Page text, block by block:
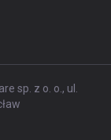
sp. z o. o., ul.